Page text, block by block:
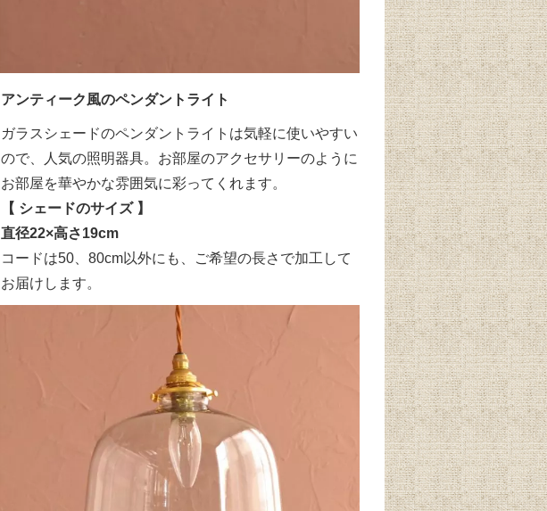
アンティーク風のペンダントライト
ガラスシェードのペンダントライトは気軽に使いやすい
ので、人気の照明器具。お部屋のアクセサリーのように
お部屋を華やかな雰囲気に彩ってくれます。
【 シェードのサイズ 】
直径22×高さ19cm
コードは50、80cm以外にも、ご希望の長さで加工して
お届けします。